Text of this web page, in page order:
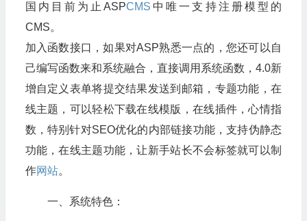
国内目前为止ASPCMS 中唯一支持注册模型的
CMS。
加入函数接口，如果对ASP熟悉一点的，您还可以自
己编写函数来和系统融合，直接调用系统函数，4.0新
增自定义表单将提交结果发送到邮箱，专题功能，在
线主题，可以轻松下载在线模版，在线插件，心情指
数，特别针对SEO优化的内部链接功能，支持伪静态
功能，在线主题功能，让新手站长不会标签就可以制
作网站。
一、系统特色：